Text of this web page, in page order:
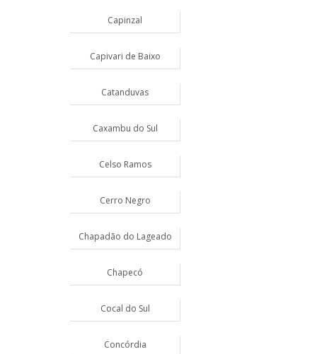
Capinzal
Capivari de Baixo
Catanduvas
Caxambu do Sul
Celso Ramos
Cerro Negro
Chapadão do Lageado
Chapecó
Cocal do Sul
Concórdia